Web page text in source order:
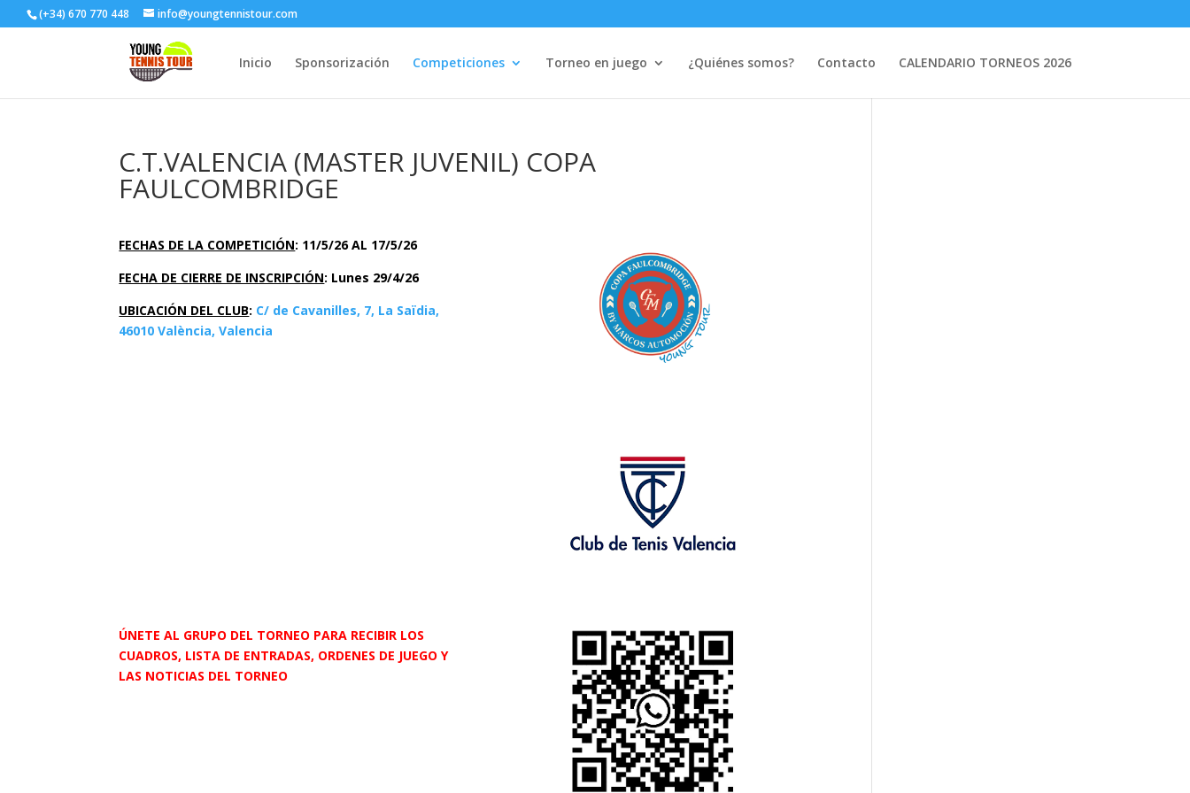
(+34) 670 770 448 info@youngtennistour.com
Inicio Sponsorización Competiciones Torneo en juego ¿Quiénes somos? Contacto CALENDARIO TORNEOS 2026
C.T.VALENCIA (MASTER JUVENIL) COPA
FAULCOMBRIDGE
FECHAS DE LA COMPETICIÓN: 11/5/26 AL 17/5/26
FECHA DE CIERRE DE INSCRIPCIÓN: Lunes 29/4/26
UBICACIÓN DEL CLUB: C/ de Cavanilles, 7, La Saïdia,
46010 València, Valencia
ÚNETE AL GRUPO DEL TORNEO PARA RECIBIR LOS
CUADROS, LISTA DE ENTRADAS, ORDENES DE JUEGO Y
LAS NOTICIAS DEL TORNEO